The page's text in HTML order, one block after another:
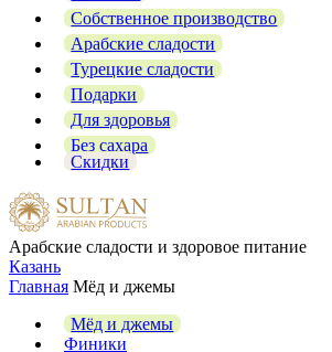
Собственное производство
Арабские сладости
Турецкие сладости
Подарки
Для здоровья
Без сахара
Скидки
Арабские сладости и здоровое питание
Казань
Главная Мёд и джемы
Мёд и джемы
Финики